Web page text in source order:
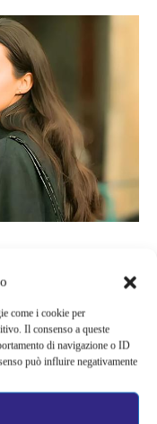
come i cookie per
Il consenso a queste
di navigazione o ID
può influire negativamente
verrà svelata: Demir